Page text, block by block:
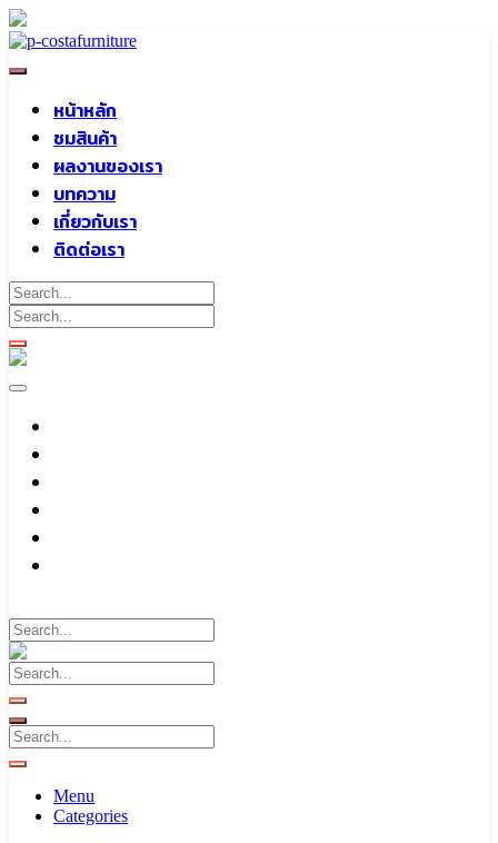
Skip
content
หน้าหลัก
ชมสินค้า
ผลงานของเรา
บทความ
เกี่ยวกับเรา
ติดต่อเรา
Menu
Categories